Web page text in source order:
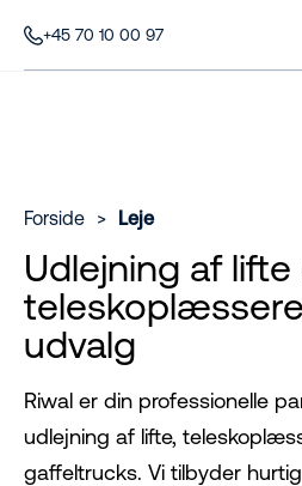
+45 70 10 00 97
Forside > Leje
Udlejning af lifte
udvalg
Riwal er din professionelle
udlejning af lifte,
gaffeltrucks. Vi tilbyder